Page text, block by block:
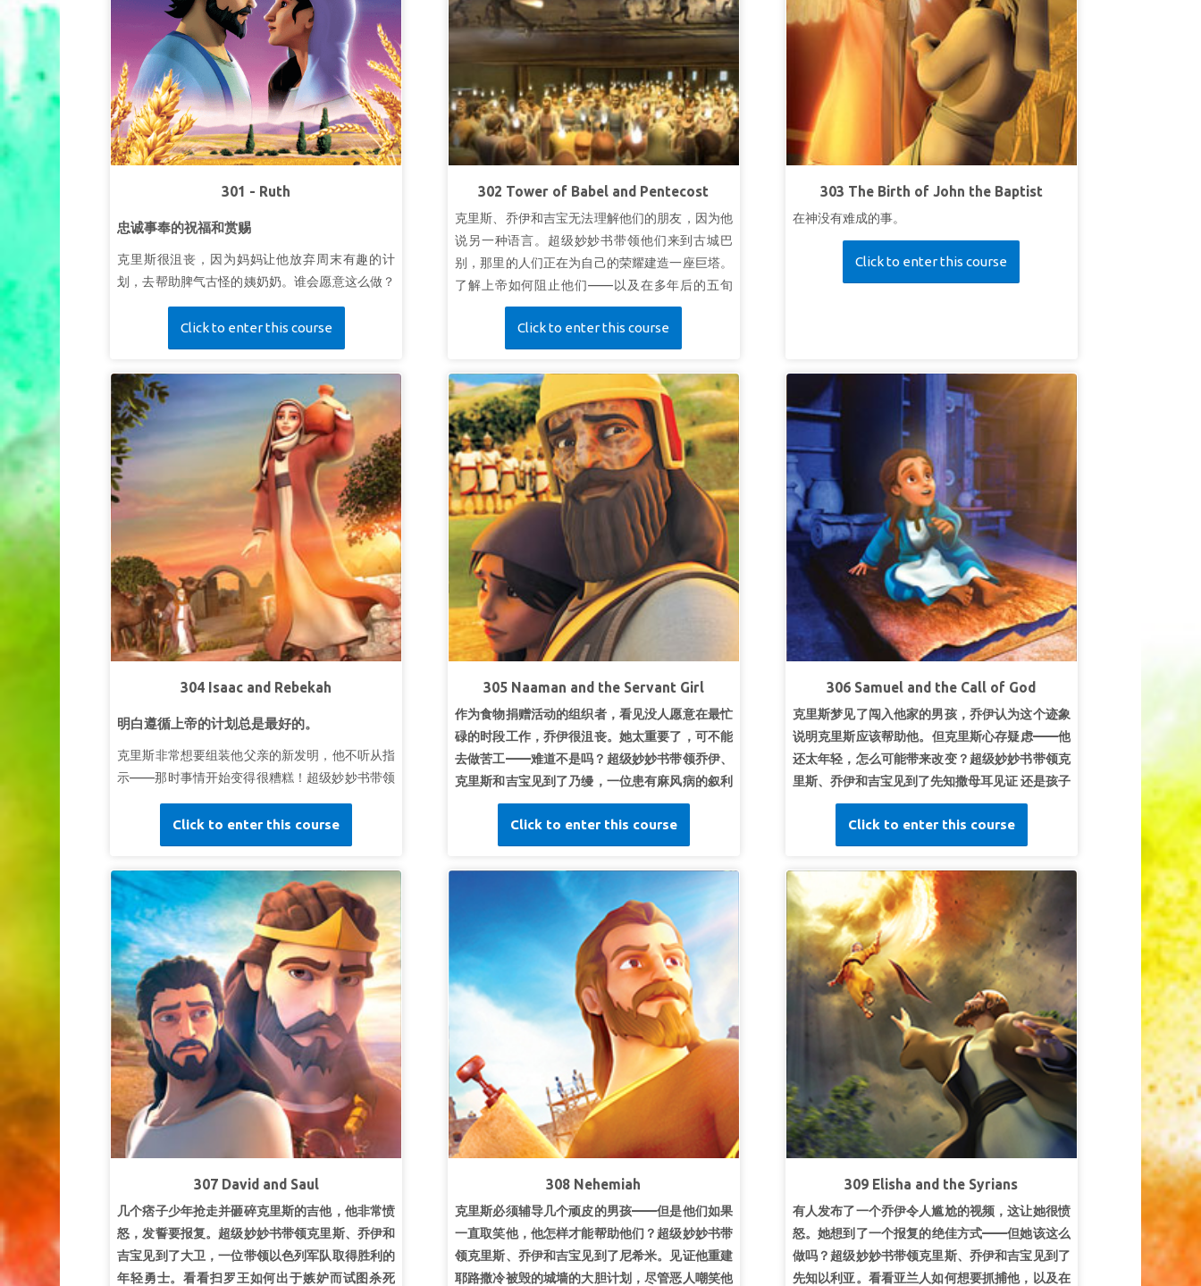
301 - Ruth
忠诚事奉的祝福和赏赐
克里斯很沮丧，因为妈妈让他放弃周末有趣的计
划，去帮助脾气古怪的姨奶奶。谁会愿意这么做？
超级妙妙书带克里斯、乔伊和吉宝来到古代伯利
恒。他们见到了一个名叫路得的年轻寡妇。路得离
开家人和故乡去服事她的婆婆。孩子们懂得忠诚事
奉祝福和赏赐。
第三课尊敬上帝
超级真理：
我要信实良善。
超级经文：
路得说：“不要催我回去不跟随你，你
往哪里去，我也往哪里去；你在哪里住宿，我也在
那里住宿；你的国就是我的国，你的上帝就是我的
路得记 1:16 (和合本)
第二课上帝给我们一切所需的。
超级真理：上帝是我的供应者。
超级经文：“耶和华的圣民哪，你们当敬畏祂，因
敬畏祂的一无所缺。” 诗篇34：9（和合本）
第三课上帝救赎我。
上帝救赎我。
超级经文： “祂救赎你的命脱离死亡，以仁爱和慈
Click to enter this course
302 Tower of Babel and Pentecost
克里斯、乔伊和吉宝无法理解他们的朋友，因为他
说另一种语言。超级妙妙书带领他们来到古城巴
别，那里的人们正在为自己的荣耀建造一座巨塔。
了解上帝如何阻止他们——以及在多年后的五旬
节，祂如何为自己的荣耀将人们聚集在一起。孩子
们明白上帝的爱可以跨越所有阻碍。
超级真理：合一就有能力。
超级经文：耶和华说：“看哪，他们成为一样的人
民，都是一样的言语，如今既要做这事来，以后他
们所要做的事就没有不成就的了。”创世记50：
20（和合本）
第二课寻求圣灵
超级真理：
我要寻求圣灵。
超级经文：“当五旬节完全到来时，他们都一致同
意在一处。”
使徒行传2:1 （和合本）
第三课灵的合一
超级真理：神通过祂的灵使人合一。
足。”腓立比书 2:2 （和合本）
Click to enter this course
303 The Birth of John the Baptist
在神没有难成的事。
Click to enter this course
304 Isaac and Rebekah
明白遵循上帝的计划总是最好的。
克里斯非常想要组装他父亲的新发明，他不听从指
示——那时事情开始变得很糟糕！超级妙妙书带领
克里斯，乔伊和吉宝来到古代希伯伦。在那里，亚
伯拉罕告诉他的仆人以利以谢如何为他的儿子以撒
寻找妻子。见证以利以谢如何前往远方，通过服从
和祈祷找到了对的人——利百加。孩子们明白遵循
上帝的计划总是最好的。
第一课上帝给人智慧
超级真理：上帝将给我智慧。
超级经文：
“在你一切所行的事上都要认定他，他
必指引你的路。” 箴言 3:6 (和合本)
第二课抵挡诱惑
超级真理：上帝听见我的祷告。
超级经文：“他既向我侧耳，我一生要求告他。”诗
篇 116:2 (NLT)
第三课：顺服到祝福
“耶和华你们神所吩咐你们行的，你们
都要去行，使你们可以存活得福。”申命记 5:33 (和
合本)
Click to enter this course
305 Naaman and the Servant Girl
作为食物捐赠活动的组织者，看见没人愿意在最忙
碌的时段工作，乔伊很沮丧。她太重要了，可不能
去做苦工——难道不是吗？超级妙妙书带领乔伊、
克里斯和吉宝见到了乃缦，一位患有麻风病的叙利
亚元帅。看看一个卑微的 以色列仆女如何给他带来
希望，目睹以利沙的神秘指示。孩子们懂得谦虚的
重要性。
第一课：只为上帝的荣耀
上帝用小事成就祂的荣耀。
“神却拣选了世上愚拙的，叫有智慧的
羞愧；又拣选了世上软弱的，叫那强壮的羞
愧。”
哥林多前书 1:27 （和合本）
第二课：学会谦卑
我要学会时刻保持谦虚。
超级经文：
所以经上说：“神阻挡骄傲的人，赐恩
给谦卑的人。”
雅各书 4:6(和合本)
第三课：医治和完整
超级真理：上帝医治我，使我完整。
Click to enter this course
306 Samuel and the Call of God
克里斯梦见了闯入他家的男孩，乔伊认为这个迹象
说明克里斯应该帮助他。但克里斯心存疑虑——他
还太年轻，怎么可能带来改变？超级妙妙书带领克
里斯、乔伊和吉宝见到了先知撒母耳见证 还是孩子
的他如何回应上帝的呼召，然后成长为以色列的领
袖。孩子们明白，年纪再小的人都可以被上帝呼
第一课今天就事奉上帝
超级真理：今天我能侍奉上帝。
超级经文：“不可叫人小看你年轻。总要在言语、
行为、爱心、信心、清洁上，都作信徒的榜
样。”提摩太前书4:12（和合本）
第二课聆听并服从神的声音
我会聆听神的声音并顺服祂。
超级经文：“耶和华又来站着，像前三次呼唤
说：‘撒母耳啊！撒母耳！’ 撒母耳回答说：‘请说，
仆人敬听！’”撒母耳前书 3:10 (和合本)
第三课：献给主
“撒母耳长大了，耶和华与他同在，使
他所说的话一句都不落空。”撒母耳记上3:19（和
合本）
Click to enter this course
307 David and Saul
几个痞子少年抢走并砸碎克里斯的吉他，他非常愤
怒，发誓要报复。超级妙妙书带领克里斯、乔伊和
吉宝见到了大卫，一位带领以色列军队取得胜利的
年轻勇士。看看扫罗王如何出于嫉妒而试图杀死
308 Nehemiah
克里斯必须辅导几个顽皮的男孩——但是他们如果
一直取笑他，他怎样才能帮助他们？超级妙妙书带
领克里斯、乔伊和吉宝见到了尼希米。见证他重建
耶路撒冷被毁的城墙的大胆计划，尽管恶人嘲笑他
309 Elisha and the Syrians
有人发布了一个乔伊令人尴尬的视频，这让她很愤
怒。她想到了一个报复的绝佳方式——但她该这么
做吗？超级妙妙书带领克里斯、乔伊和吉宝见到了
先知以利亚。看看亚兰人如何想要抓捕他，以及在